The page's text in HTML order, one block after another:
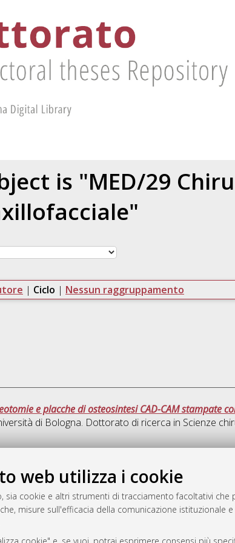
web utilizza i cookie
cookie e altri strumenti di tracciamento facoltativi
misure sull'efficacia della comunicazione istituzionale
is "MED/29
| Ciclo | Nessun raggruppamento
e placche di osteosintesi CAD-CAM stampate
di Bologna. Dottorato di ricerca in Scienze